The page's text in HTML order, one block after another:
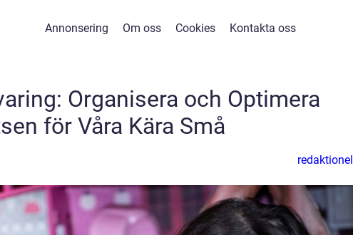
Annonsering Om oss Cookies Kontakta oss
Organisera och Optimera
för Våra Kära Små
redaktionel